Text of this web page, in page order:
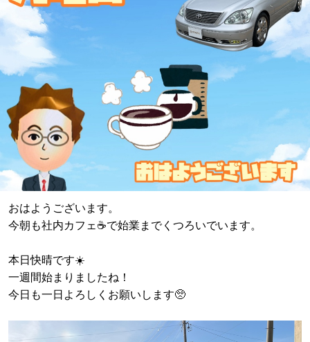
おはようございます。
今朝も社内カフェ☕️で始業までくつろいでいます。
本日快晴です☀️
一週間始まりましたね！
今日も一日よろしくお願いします🥺